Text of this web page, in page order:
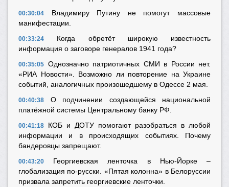
00:30:04 Владимиру Путину не помогут массовые
манифестации.
00:33:24 Когда обретёт широкую известность
информация о заговоре генералов 1941 года?
00:35:05 Однозначно патриотичных СМИ в России нет.
«РИА Новости». Возможно ли повторение на Украине
событий, аналогичных произошедшему в Одессе 2 мая.
00:40:38 О подчинении создающейся национальной
платёжной системы Центральному банку РФ.
00:41:18 КОБ и ДОТУ помогают разобраться в любой
информации и в происходящих событиях. Почему
бандеровцы запрещают.
00:43:20 Георгиевская ленточка в Нью-Йорке –
глобализация по-русски. «Пятая колонна» в Белоруссии
призвала запретить георгиевские ленточки.